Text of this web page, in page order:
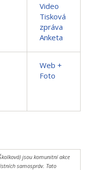
Video
Tisková
zpráva
Anketa
Web +
Foto
jsou komunitní akce
samospráv. Tato